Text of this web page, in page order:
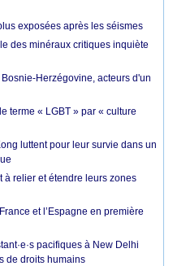
exposées après les séismes
des minéraux critiques inquiète
Herzégovine, acteurs d'un
terme « LGBT » par « culture
luttent pour leur survie dans un
à relier et étendre leurs zones
et l’Espagne en première
pacifiques à New Delhi
de droits humains